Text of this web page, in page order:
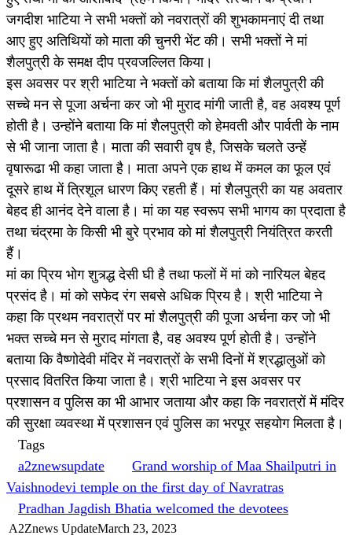
जगदीश भाटिया ने सभी भक्तों को नवरात्रों की शुभकामनाएं दी तथा
आए हुए अतिथियों को माता की चुनरी भेंट की। सभी भक्तों ने मां
शैलपुत्री के समक्ष दीप प्रवजल्लित किया।
इस अवसर पर श्री भाटिया ने भक्तों को बताया कि मां शैलपुत्री की
सच्चे मन से पूजा अर्चना कर जो भी मुराद मांगी जाती है, वह अवश्य पूर्ण
होती है। उन्होंने बताया कि मां शैलपुत्री को हेमवती और पार्वती के नाम
से भी जाना जाता है। माता की सवारी वृष है, जिसके चलते उन्हें
वृषारूढा भी कहा जाता है। माता अपने एक हाथ में कमल का फूल एवं
दूसरे हाथ में त्रिशूल धारण किए रहती हैं। मां शैलपुत्री का यह अवतार
बेहद ही आनंद देने वाला है। मां का यह स्वरूप सभी भागय का प्रदाता है
तथा चंद्रमा के किसी भी बुरे प्रभाव को मां शैलपुत्री नियंत्रित करती
हैं।
मां का प्रिय भोग शुत्र्द्ध देसी घी है तथा फलों में मां को नारियल बेहद
प्रसंद है। मां को सफेद रंग सबसे अधिक प्रिय है। श्री भाटिया ने
कहा कि प्रथम नवरात्रों पर मां शैलपुत्री की पूजा अर्चना कर जो भी
भक्त सच्चे मन से मुराद मांगता है, वह अवश्य पूर्ण होती है। उन्होंने
बताया कि वैष्णोदेवी मंदिर में नवरात्रों के सभी दिनों में श्रद्धालुओं को
प्रसाद वितरित किया जाता है। श्री भाटिया ने इस अवसर पर
प्रशासन व पुलिस का भी आभार जताया और कहा कि नवरात्रों में मंदिर
की सुरक्षा व्यवस्था में प्रशासन एवं पुलिस का भरपूर सहयोग मिलता है।
Tags
a2znewsupdate
Grand worship of Maa Shailputri in
Vaishnodevi temple on the first day of Navratras
Pradhan Jagdish Bhatia welcomed the devotees
A2Znews UpdateMarch 23, 2023